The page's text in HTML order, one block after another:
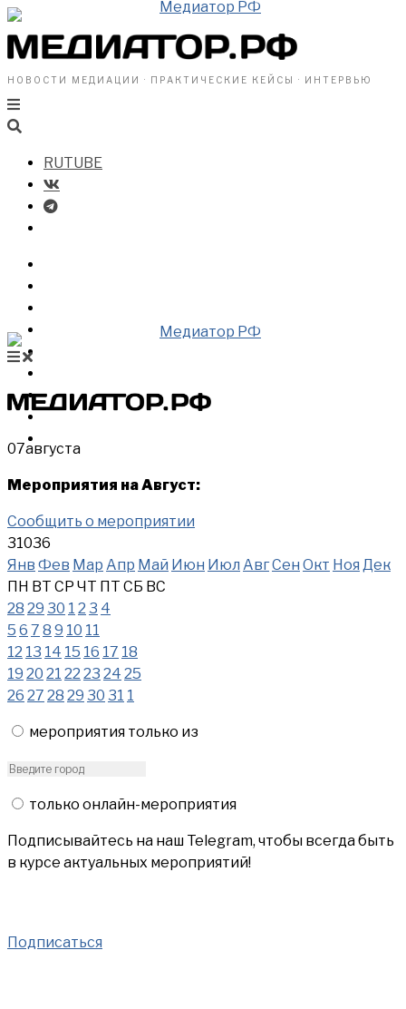
НОВОСТИ МЕДИАЦИИ · ПРАКТИЧЕСКИЕ КЕЙСЫ · ИНТЕРВЬЮ
RUTUBE
ВИДЕО
07августа
Мероприятия на Август:
Сообщить о мероприятии
31036
Янв Фев Мар Апр Май Июн Июл АвгСен Окт Ноя Дек
ПН ВТ СР ЧТ ПТ СБ ВС
28 29 30 1 2 3 4
5 6 7 8 9 10 11
12 13 14 15 16 17 18
19 20 21 22 23 24 25
26 27 28 29 30 31 1
мероприятия только из
только онлайн-мероприятия
Подписывайтесь на наш Telegram, чтобы всегда быть
в курсе актуальных мероприятий!
Подписаться